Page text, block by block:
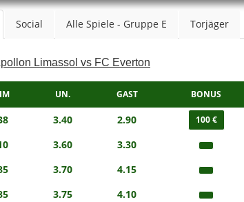
Social Alle Spiele - Gruppe E Torjäger
Limassol vs FC Everton
UN. GAST BONUS
3.40 2.90 100 €
3.60 3.30
3.70 4.15
3.75 4.10